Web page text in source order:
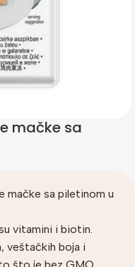
mačke sa
mačke sa piletinom u
vitamini i biotin.
veštačkih boja i
što je bez GMO